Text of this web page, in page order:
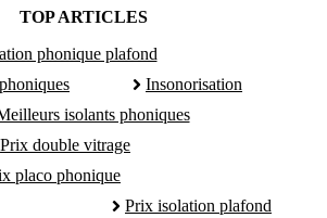
TOP ARTICLES
phonique plafond
Insonorisation
isolants phoniques
Prix double vitrage
placo phonique
Prix isolation plafond